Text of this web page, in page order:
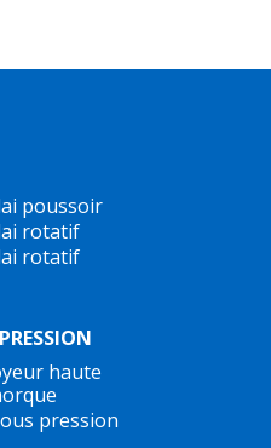
poussoir
rotatif
rotatif
haute
pression